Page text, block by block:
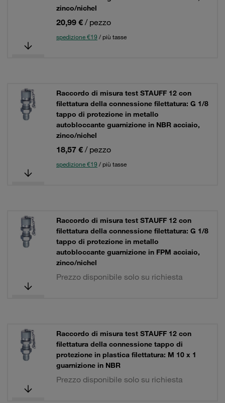
zinco/nichel
20,99 € / pezzo
spedizione €19 / più tasse
Raccordo di misura test STAUFF 12 con
filettatura della connessione filettatura: G 1/8
tappo di protezione in metallo
autobloccante guarnizione in NBR acciaio,
zinco/nichel
18,57 € / pezzo
spedizione €19 / più tasse
Raccordo di misura test STAUFF 12 con
filettatura della connessione filettatura: G 1/8
tappo di protezione in metallo
autobloccante guarnizione in FPM acciaio,
zinco/nichel
Prezzo disponibile solo su richiesta
Raccordo di misura test STAUFF 12 con
filettatura della connessione tappo di
protezione in plastica filettatura: M 10 x 1
guarnizione in NBR
Prezzo disponibile solo su richiesta